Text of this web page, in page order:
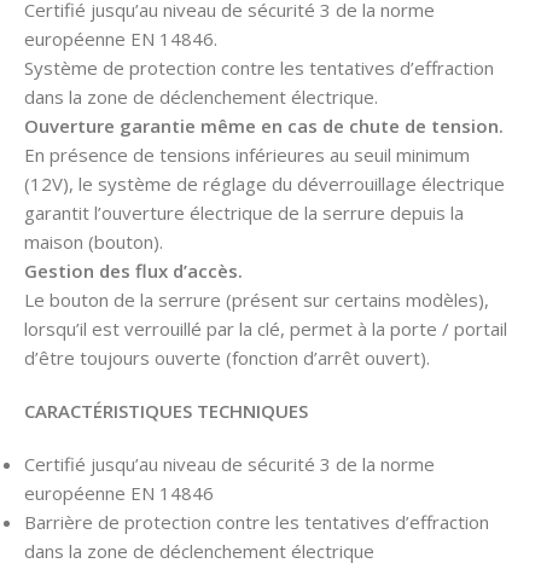
Certifié jusqu’au niveau de sécurité 3 de la norme
européenne EN 14846.
Système de protection contre les tentatives d’effraction
dans la zone de déclenchement électrique.
Ouverture garantie même en cas de chute de tension.
En présence de tensions inférieures au seuil minimum
(12V), le système de réglage du déverrouillage électrique
garantit l’ouverture électrique de la serrure depuis la
maison (bouton).
Gestion des flux d’accès.
Le bouton de la serrure (présent sur certains modèles),
lorsqu’il est verrouillé par la clé, permet à la porte / portail
d’être toujours ouverte (fonction d’arrêt ouvert).
CARACTÉRISTIQUES TECHNIQUES
Certifié jusqu’au niveau de sécurité 3 de la norme
européenne EN 14846
Barrière de protection contre les tentatives d’effraction
dans la zone de déclenchement électrique